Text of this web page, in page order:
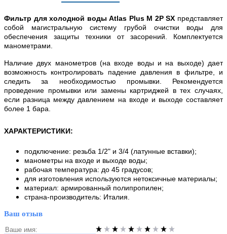
Фильтр для холодной воды Atlas Plus M 2P SX представляет
собой магистральную систему грубой очистки воды для
обеспечения защиты техники от засорений. Комплектуется
манометрами.
Наличие двух манометров (на входе воды и на выходе) дает
возможность контролировать падение давления в фильтре, и
следить за необходимостью промывки. Рекомендуется
проведение промывки или замены картриджей в тех случаях,
если разница между давлением на входе и выходе составляет
более 1 бара.
ХАРАКТЕРИСТИКИ:
подключение: резьба 1/2" и 3/4 (латунные вставки);
манометры на входе и выходе воды;
рабочая температура: до 45 градусов;
для изготовления используются нетоксичные материалы;
материал: армированный полипропилен;
страна-производитель: Италия.
Ваш отзыв